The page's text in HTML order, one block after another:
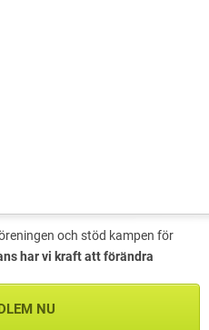
och stöd kampen för
har vi kraft att förändra
NU